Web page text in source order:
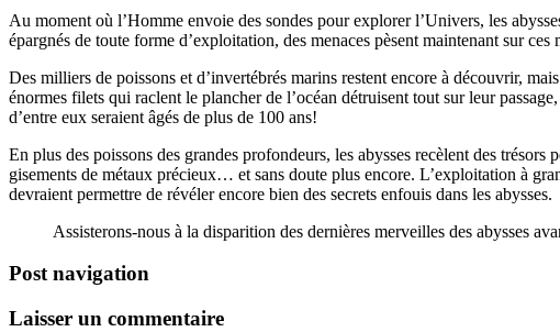
Au moment où l’Homme envoie des sondes pour explorer l’Univers, les
épargnés de toute forme d’exploitation, des menaces pèsent maintenant sur
Des milliers de poissons et d’invertébrés marins restent encore à découvrir,
énormes filets qui raclent le plancher de l’océan détruisent tout sur leur
d’entre eux seraient âgés de plus de 100 ans!
En plus des poissons des grandes profondeurs, les abysses recèlent des
gisements de métaux précieux… et sans doute plus encore. L’exploitation à
devraient permettre de révéler encore bien des secrets enfouis dans les abysses.
Assisterons-nous à la disparition des dernières merveilles des abysses
Post navigation
Laisser un commentaire